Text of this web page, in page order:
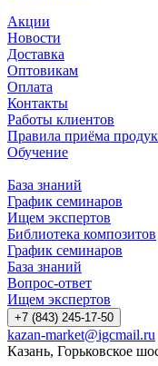
Акции
Новости
Доставка
Оптовикам
Оплата
Контакты
Работы клиентов
Правила приёма
Обучение
База знаний
График семинаров
Ищем экспертов
Библиотека композитов
График семинаров
База знаний
Вопрос-ответ
Ищем экспертов
+7 (843) 245-17-50
kazan-market@igcmail.ru
Казань, ​Горьковское